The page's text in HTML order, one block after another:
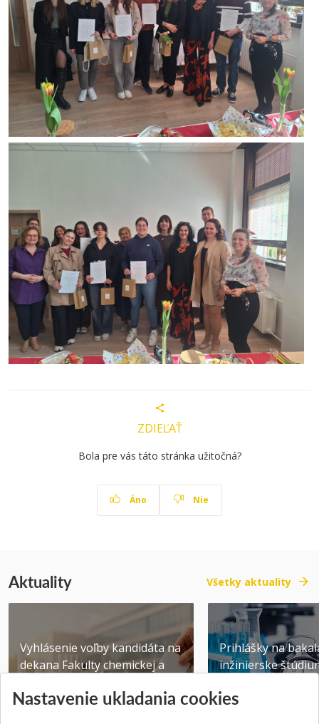
ZDIEĽAŤ
Bola pre vás táto stránka užitočná?
Áno Nie
Aktuality Všetky aktuality
Vyhlásenie voľby kandidáta na
dekana Fakulty chemickej a
Publikované 31.07.2026
Prihlášky na
inžinierske
Publikované
Nastavenie ukladania cookies